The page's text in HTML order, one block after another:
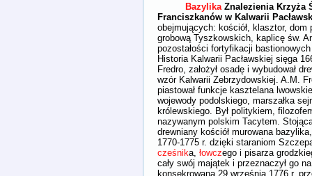
Bazylika Znalezienia Krzyża
Franciszkanów w Kalwarii
obejmujących: kościół, klasztor,
grobową Tyszkowskich, kaplicę św.
pozostałości fortyfikacji
Historia Kalwarii Pacławskiej sięga
Fredro, założył osadę i wybudował
wzór Kalwarii Zebrzydowskiej. A.M.
piastował funkcje kasztelana
wojewody podolskiego, marszałka
królewskiego. Był politykiem,
nazywanym polskim Tacytem.
drewniany kościół murowana
1770-1775 r. dzięki staraniom
cześnika, łowczego i pisarza
cały swój majątek i przeznaczył go
konsekrowana 29 września 1776 r.